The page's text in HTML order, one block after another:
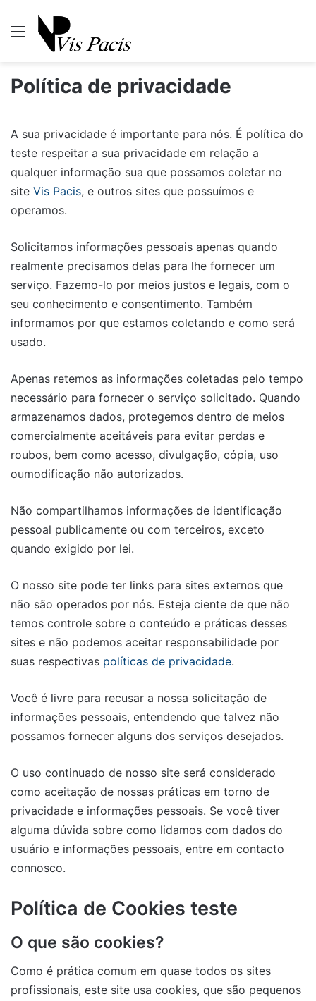
Menu
Política de privacidade
A sua privacidade é importante para nós. É política do
teste respeitar a sua privacidade em relação a
qualquer informação sua que possamos coletar no
site Vis Pacis, e outros sites que possuímos e
operamos.
Solicitamos informações pessoais apenas quando
realmente precisamos delas para lhe fornecer um
serviço. Fazemo-lo por meios justos e legais, com o
seu conhecimento e consentimento. Também
informamos por que estamos coletando e como será
usado.
Apenas retemos as informações coletadas pelo tempo
necessário para fornecer o serviço solicitado. Quando
armazenamos dados, protegemos dentro de meios
comercialmente aceitáveis ​​para evitar perdas e
roubos, bem como acesso, divulgação, cópia, uso
oumodificação não autorizados.
Não compartilhamos informações de identificação
pessoal publicamente ou com terceiros, exceto
quando exigido por lei.
O nosso site pode ter links para sites externos que
não são operados por nós. Esteja ciente de que não
temos controle sobre o conteúdo e práticas desses
sites e não podemos aceitar responsabilidade por
suas respectivas políticas de privacidade.
Você é livre para recusar a nossa solicitação de
informações pessoais, entendendo que talvez não
possamos fornecer alguns dos serviços desejados.
O uso continuado de nosso site será considerado
como aceitação de nossas práticas em torno de
privacidade e informações pessoais. Se você tiver
alguma dúvida sobre como lidamos com dados do
usuário e informações pessoais, entre em contacto
connosco.
Política de Cookies teste
O que são cookies?
Como é prática comum em quase todos os sites
profissionais, este site usa cookies, que são pequenos